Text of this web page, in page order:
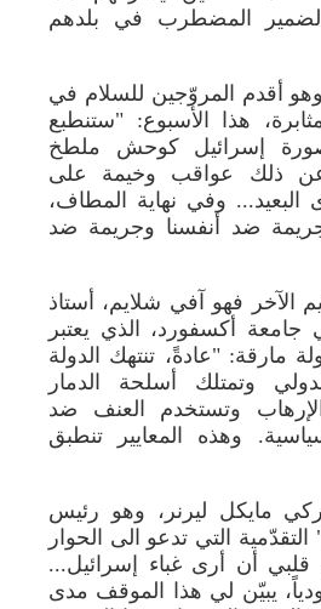
المضطرب في بلدهم
أقدم المروّجين للسلام في
هذا الأسبوع: "ستنطبع
إسرائيل كوحش ملطخ
عن ذلك عواقب وخيمة على
البعيد... وفي نهاية المطاف،
ضد أنفسنا وجريمة ضد
الآخر فهو آفي شلايم، أستاذ
جامعة أكسفورد، الذي يعتبر
مارقة: "عادةً، تنتهك الدولة
وتمتلك أسلحة الدمار
وتستخدم العنف ضد
وهذه المعايير تنطبق
مايكل ليرنر، وهو رئيس
التي تدعو الى الحوار
قلبي أن أرى غباء إسرائيل...
يبيّن لي هذا الموقف مدى